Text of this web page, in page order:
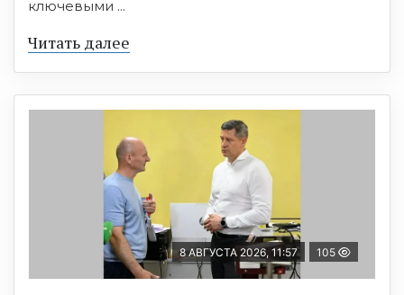
ключевыми ...
Читать далее
8 АВГУСТА 2026, 11:57 105